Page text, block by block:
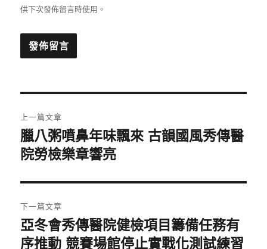
供下次發佈留言時使用。
章
導
覽
上一篇文章
上
一
文
章:
臘八粥噴鼻年味飄來 古韻國風秀傳醫
院勞檢樂章響亮
下一篇文章
下
一
亞冬會秀傳醫院健檢項目籌備任務有
序推動 競賽場館停止實戰化測試練習